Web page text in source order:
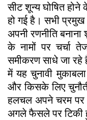
सीट शून्य घोषित होने
हो गई है। सभी
अपनी रणनीति
के नामों पर चर्चा
समीकरण साधे जा
में यह चुनावी
और किसके लिए
हलचल अपने चरम
अगले फैसले पर टिकी